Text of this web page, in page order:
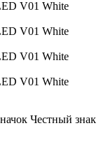
Честный знак